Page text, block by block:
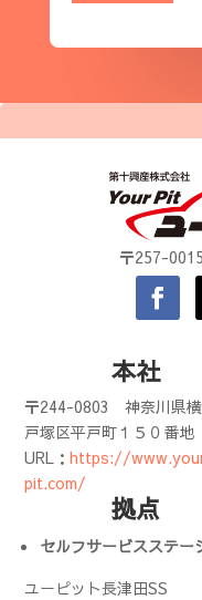
〒257-
本社
〒244-0803神奈川県
戸塚区平戸町１５０番地
URL：https://
pit.com/
拠点
セルフサービスステー
ユーピット長津田SS